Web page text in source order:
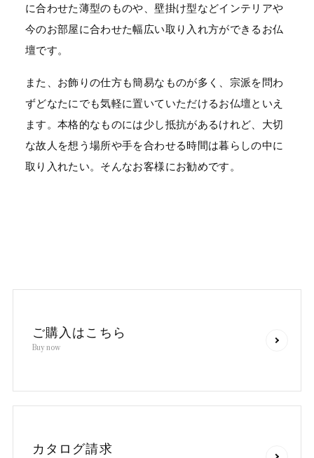
に合わせた薄型のものや、壁掛け型などインテリアや
今のお部屋に合わせた幅広い取り入れ方ができるお仏
壇です。
また、お飾りの仕方も簡易なものが多く、宗派を問わ
ずどなたにでも気軽に置いていただけるお仏壇といえ
ます。本格的なものには少し抵抗があるけれど、大切
な故人を想う場所や手を合わせる時間は暮らしの中に
取り入れたい。そんなお客様にお勧めです。
ご購 入 はこ ち ら
Buynow
カ タ ロ グ請求